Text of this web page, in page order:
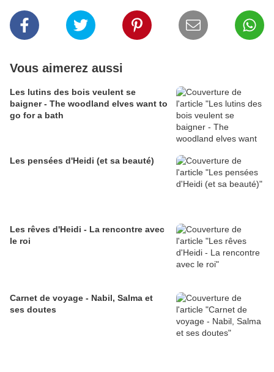
Vous aimerez aussi
Les lutins des bois veulent se
baigner - The woodland elves want to
go for a bath
Les pensées d'Heidi (et sa beauté)
Les rêves d'Heidi - La rencontre avec
le roi
Carnet de voyage - Nabil, Salma et
ses doutes